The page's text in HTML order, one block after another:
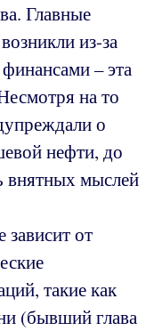
Главные
из-за
– эта
на то
о
нефти, до
внятных мыслей
от
такие как
(бывший глава